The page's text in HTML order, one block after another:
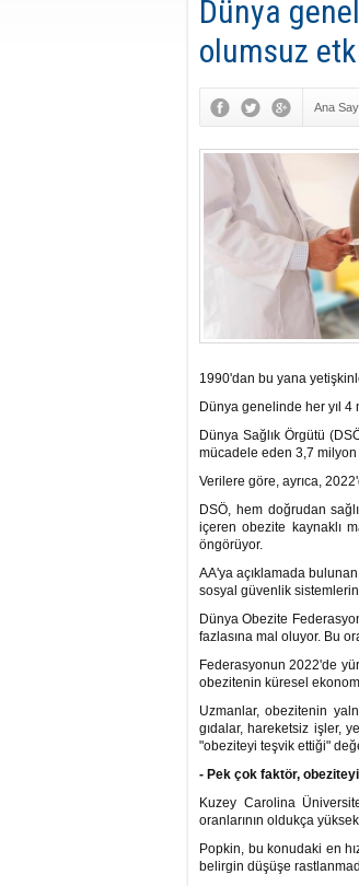
Dünya
olumsuz
Ana
1990'dan bu yana
Dünya genelinde her yıl
Dünya Sağlık Örgütü
mücadele eden 3,7
Verilere göre, ayrıca,
DSÖ, hem doğrudan
içeren obezite kaynaklı
öngörüyor.
AA'ya açıklamada
sosyal güvenlik
Dünya Obezite
fazlasına mal oluyor. Bu
Federasyonun 2022'de
obezitenin küresel
Uzmanlar, obezitenin
gıdalar, hareketsiz işler,
"obeziteyi teşvik ettiği"
- Pek çok faktör,
Kuzey Carolina
oranlarının oldukça
Popkin, bu konudaki en
belirgin düşüşe